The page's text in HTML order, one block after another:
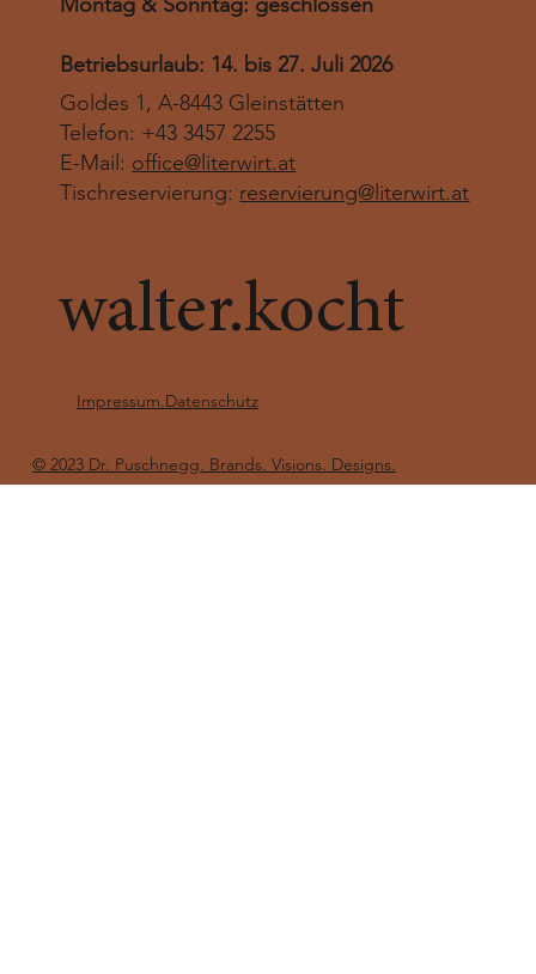
Betriebsurlaub: 14. bis 27. Juli 2026
Goldes 1, A-8443 Gleinstätten
Telefon: +43 3457 2255
E-Mail: office@literwirt.at
Tischreservierung: reservierung@literwirt.at
walter.kocht
Impressum.Datenschutz
© 2023 Dr. Puschnegg. Brands. Visions. Designs.